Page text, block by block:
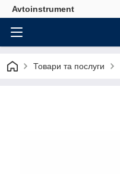
Avtoinstrument
Товари та послуги